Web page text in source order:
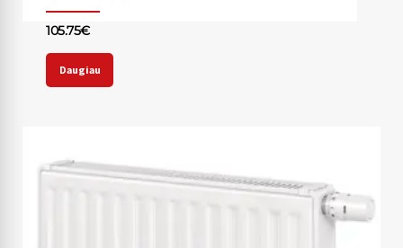
105.75€
Daugiau